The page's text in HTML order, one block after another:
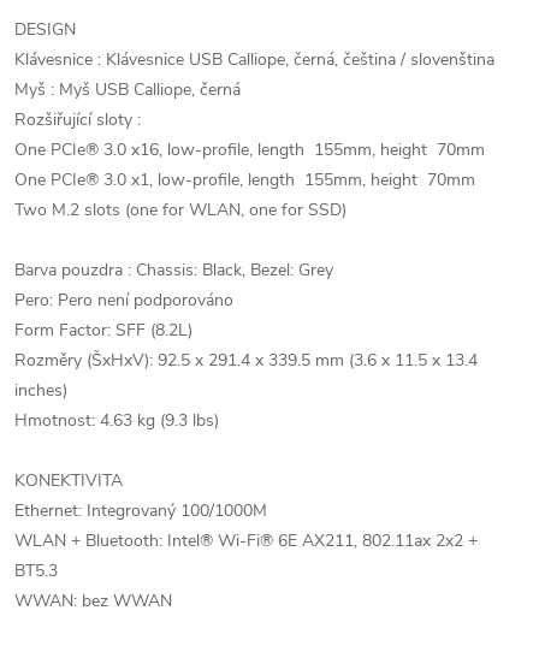
DESIGN
Klávesnice : Klávesnice USB Calliope, černá, čeština / slovenština
Myš : Myš USB Calliope, černá
Rozšiřující sloty :
One PCIe® 3.0 x16, low-profile, length 155mm, height 70mm
One PCIe® 3.0 x1, low-profile, length 155mm, height 70mm
Two M.2 slots (one for WLAN, one for SSD)
Barva pouzdra : Chassis: Black, Bezel: Grey
Pero: Pero není podporováno
Form Factor: SFF (8.2L)
Rozměry (ŠxHxV): 92.5 x 291.4 x 339.5 mm (3.6 x 11.5 x 13.4
inches)
Hmotnost: 4.63 kg (9.3 lbs)
KONEKTIVITA
Ethernet: Integrovaný 100/1000M
WLAN + Bluetooth: Intel® Wi-Fi® 6E AX211, 802.11ax 2x2 +
BT5.3
WWAN: bez WWAN